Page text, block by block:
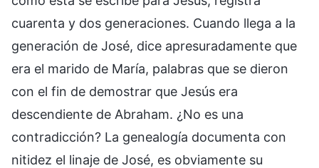
cuarenta y dos generaciones. Cuando llega a la
generación de José, dice apresuradamente que
era el marido de María, palabras que se dieron
con el fin de demostrar que Jesús era
descendiente de Abraham. ¿No es una
contradicción? La genealogía documenta con
nitidez el linaje de José, es obviamente su